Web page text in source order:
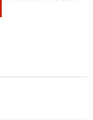
Rat unter der
Entwurf
für digitale
Unterlassung für